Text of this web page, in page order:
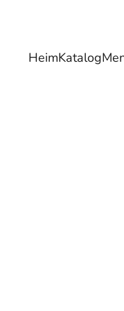
HeimKatalog